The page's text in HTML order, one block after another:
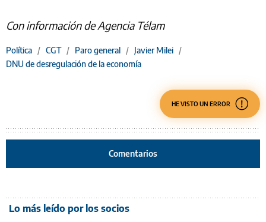
Con información de Agencia Télam
Política / CGT / Paro general / Javier Milei /
DNU de desregulación de la economía
HE VISTO UN ERROR
Comentarios
Lo más leído por los socios